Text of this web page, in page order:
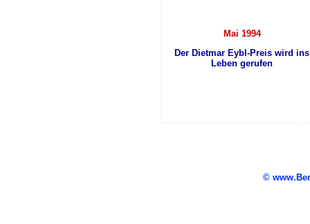
Mai 1994
Der Dietmar Eybl-Preis wird ins
Leben gerufen
©